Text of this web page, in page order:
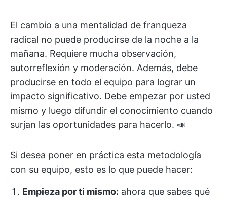
El cambio a una mentalidad de franqueza
radical no puede producirse de la noche a la
mañana. Requiere mucha observación,
autorreflexión y moderación. Además, debe
producirse en todo el equipo para lograr un
impacto significativo. Debe empezar por usted
mismo y luego difundir el conocimiento cuando
surjan las oportunidades para hacerlo. 📣
Si desea poner en práctica esta metodología
con su equipo, esto es lo que puede hacer:
Empieza por ti mismo: ahora que sabes qué